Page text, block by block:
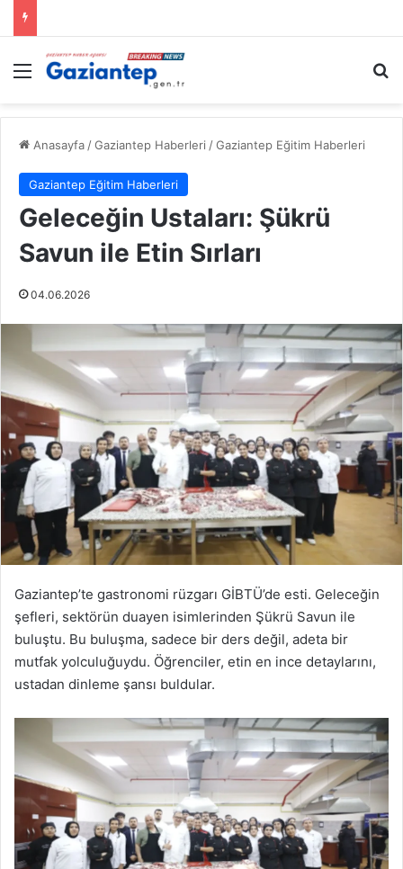
Menü
Anasayfa /Gaziantep Haberleri /Gaziantep Eğitim Haberleri
Gaziantep Eğitim Haberleri
Geleceğin Ustaları: Şükrü
Savun ile Etin Sırları
04.06.2026
Gaziantep’te gastronomi rüzgarı GİBTÜ’de esti. Geleceğin
şefleri, sektörün duayen isimlerinden Şükrü Savun ile
buluştu. Bu buluşma, sadece bir ders değil, adeta bir
mutfak yolculuğuydu. Öğrenciler, etin en ince detaylarını,
ustadan dinleme şansı buldular.